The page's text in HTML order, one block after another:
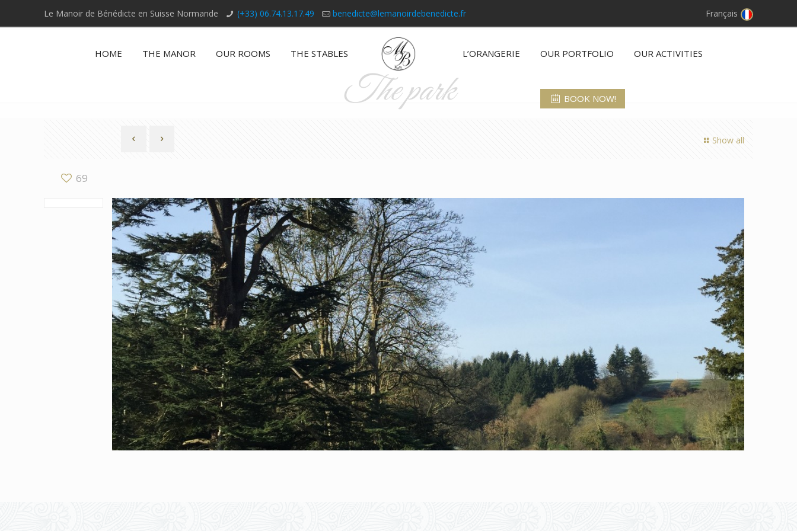
Le Manoir de Bénédicte en Suisse Normande (+33) 06.74.13.17.49 benedicte@lemanoirdebenedicte.fr Français
HOME THE MANOR OUR ROOMS THE STABLES L’ORANGERIE OUR PORTFOLIO OUR ACTIVITIES
BOOK NOW!
The park
Show all
69